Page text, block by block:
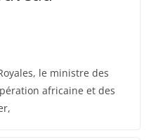
le ministre des
africaine et des